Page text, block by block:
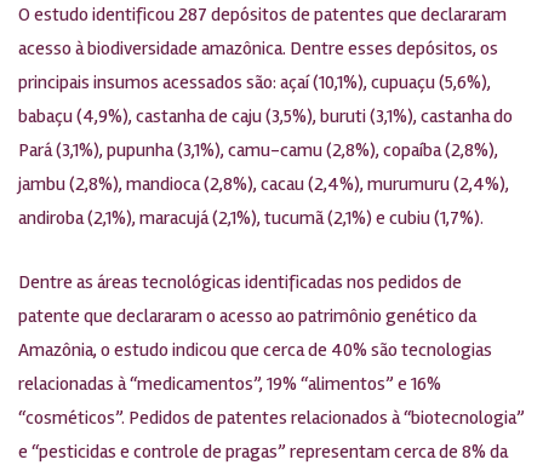
O estudo identificou 287 depósitos de patentes que declararam
acesso à biodiversidade amazônica. Dentre esses depósitos, os
principais insumos acessados são: açaí (10,1%), cupuaçu (5,6%),
babaçu (4,9%), castanha de caju (3,5%), buruti (3,1%), castanha do
Pará (3,1%), pupunha (3,1%), camu-camu (2,8%), copaíba (2,8%),
jambu (2,8%), mandioca (2,8%), cacau (2,4%), murumuru (2,4%),
andiroba (2,1%), maracujá (2,1%), tucumã (2,1%) e cubiu (1,7%).
Dentre as áreas tecnológicas identificadas nos pedidos de
patente que declararam o acesso ao patrimônio genético da
Amazônia, o estudo indicou que cerca de 40% são tecnologias
relacionadas à “medicamentos”, 19% “alimentos” e 16%
“cosméticos”. Pedidos de patentes relacionados à “biotecnologia”
e “pesticidas e controle de pragas” representam cerca de 8% da